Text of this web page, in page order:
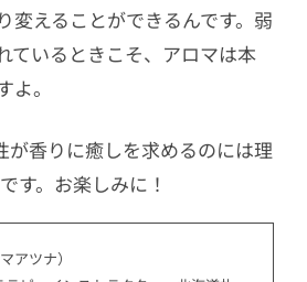
変えることができるんです。弱
ているときこそ、アロマは本
。
が香りに癒しを求めるのには理
す。お楽しみに！
アツナ）